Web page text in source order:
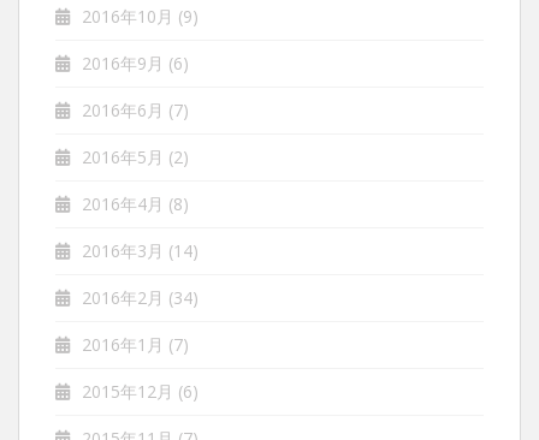
2016年10月 (9)
2016年9月 (6)
2016年6月 (7)
2016年5月 (2)
2016年4月 (8)
2016年3月 (14)
2016年2月 (34)
2016年1月 (7)
2015年12月 (6)